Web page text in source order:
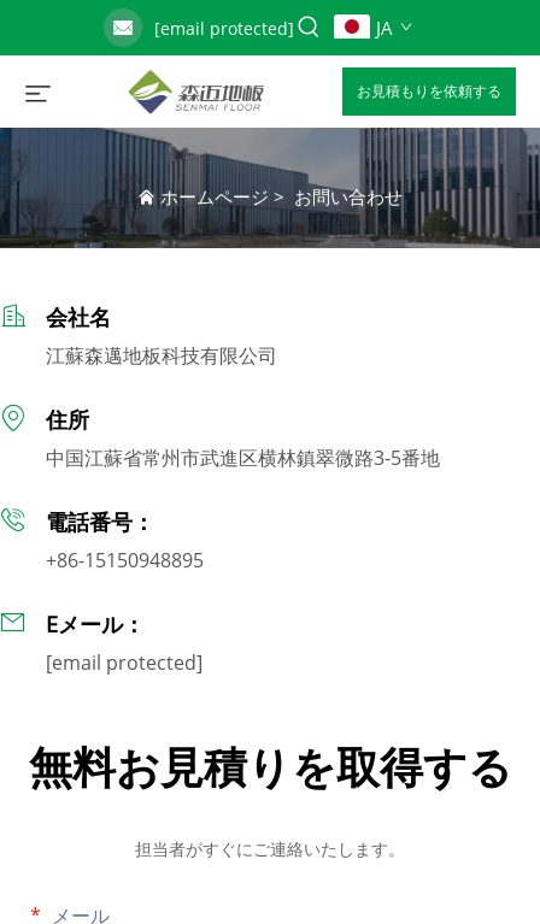
[email protected] JA
お見積もりを依頼する
ホームページ > お問い合わせ
会社名
江蘇森邁地板科技有限公司
住所
中国江蘇省常州市武進区横林鎮翠微路3-5番地
電話番号：
+86-15150948895
Eメール：
[email protected]
無料お見積りを取得する
担当者がすぐにご連絡いたします。
メール